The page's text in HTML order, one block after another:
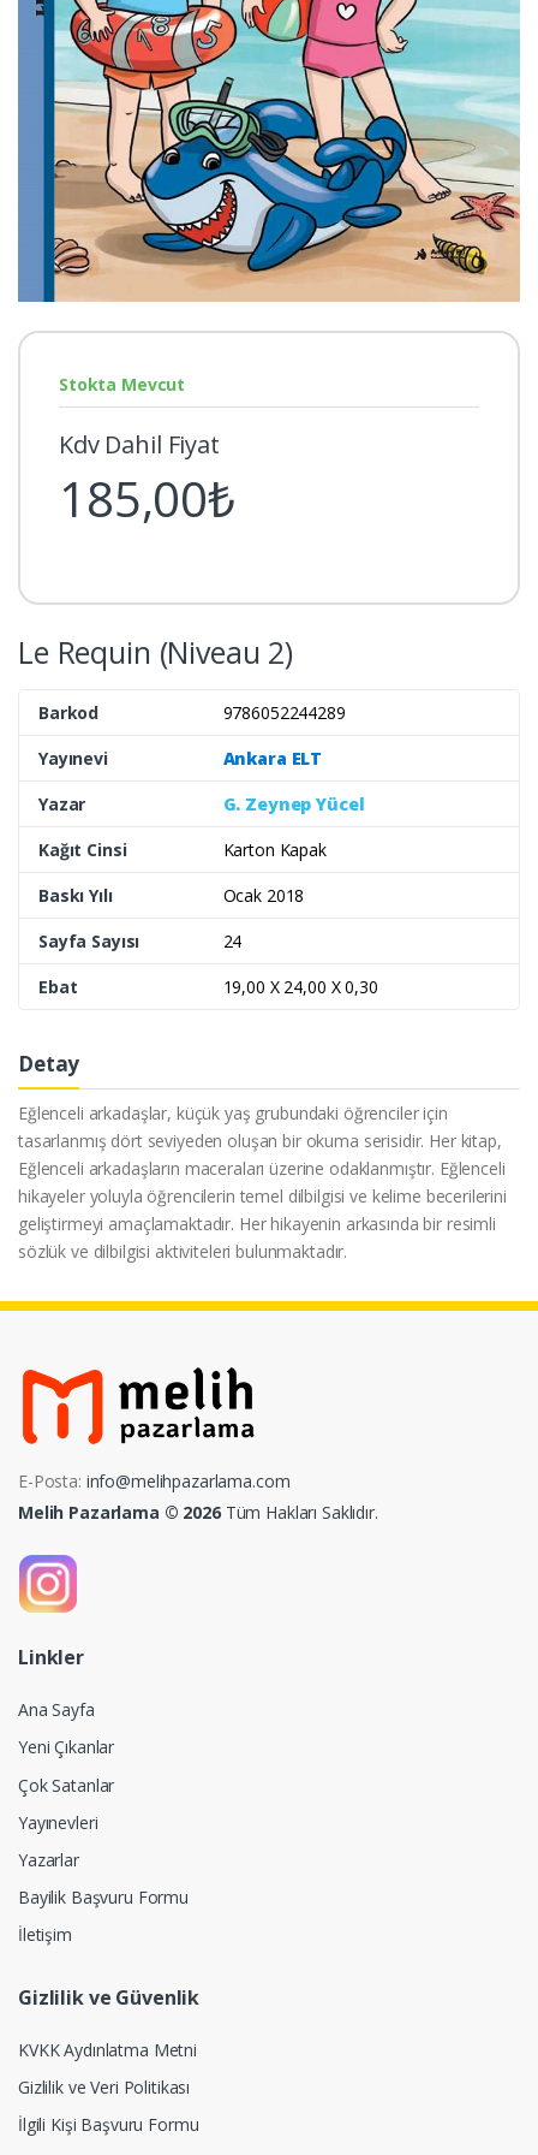
Le Requin (Niveau 2)
Barkod
9786052244289
Yayınevi
Ankara ELT
Yazar
G. Zeynep Yücel
Kağıt Cinsi
Karton Kapak
Baskı Yılı
Ocak 2018
Sayfa Sayısı
24
Ebat
19,00 X 24,00 X 0,30
Stokta Mevcut
Kdv Dahil Fiyat
185,00₺
Detay
Eğlenceli arkadaşlar, küçük yaş grubundaki öğrenciler için
tasarlanmış dört seviyeden oluşan bir okuma serisidir. Her kitap,
Eğlenceli arkadaşların maceraları üzerine odaklanmıştır. Eğlenceli
hikayeler yoluyla öğrencilerin temel dilbilgisi ve kelime becerilerini
geliştirmeyi amaçlamaktadır. Her hikayenin arkasında bir resimli
sözlük ve dilbilgisi aktiviteleri bulunmaktadır.
E-Posta: info@melihpazarlama.com
Melih Pazarlama © 2026Tüm Hakları Saklıdır.
Linkler
Ana Sayfa
Yeni Çıkanlar
Çok Satanlar
Yayınevleri
Yazarlar
Bayilik Başvuru Formu
İletişim
Gizlilik ve Güvenlik
KVKK Aydınlatma Metni
Gizlilik ve Veri Politikası
İlgili Kişi Başvuru Formu